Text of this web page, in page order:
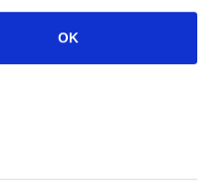
OK
nieuwsbrief